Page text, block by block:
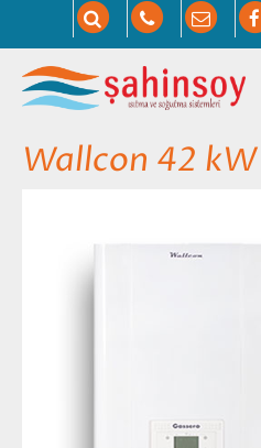
Wallcon 42 kW